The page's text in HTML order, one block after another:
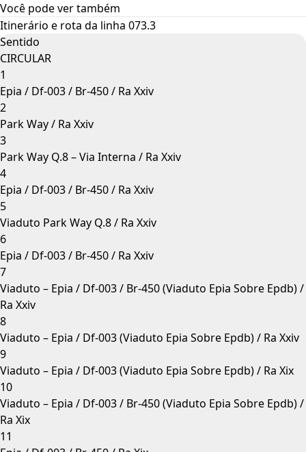
Você pode ver também
Itinerário e rota da linha 073.3
Sentido
CIRCULAR
1
Epia / Df-003 / Br-450 / Ra Xxiv
2
Park Way / Ra Xxiv
3
Park Way Q.8 – Via Interna / Ra Xxiv
4
Epia / Df-003 / Br-450 / Ra Xxiv
5
Viaduto Park Way Q.8 / Ra Xxiv
6
Epia / Df-003 / Br-450 / Ra Xxiv
7
Viaduto – Epia / Df-003 / Br-450 (Viaduto Epia Sobre Epdb) /
Ra Xxiv
8
Viaduto – Epia / Df-003 (Viaduto Epia Sobre Epdb) / Ra Xxiv
9
Viaduto – Epia / Df-003 (Viaduto Epia Sobre Epdb) / Ra Xix
10
Viaduto – Epia / Df-003 / Br-450 (Viaduto Epia Sobre Epdb) /
Ra Xix
11